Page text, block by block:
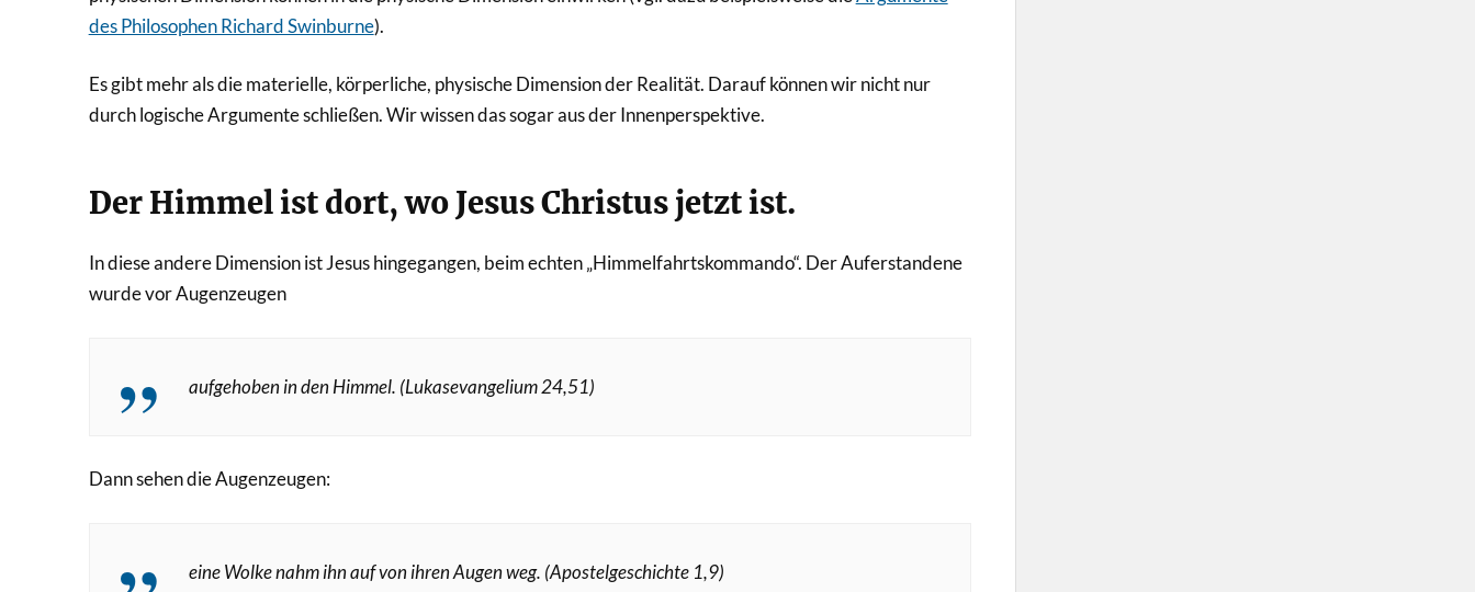
des Philosophen Richard Swinburne).
Es gibt mehr als die materielle, körperliche, physische Dimension der Realität. Darauf können wir nicht nur
durch logische Argumente schließen. Wir wissen das sogar aus der Innenperspektive.
Der Himmel ist dort, wo Jesus Christus jetzt ist.
In diese andere Dimension ist Jesus hingegangen, beim echten „Himmelfahrtskommando“. Der Auferstandene
wurde vor Augenzeugen
aufgehoben in den Himmel. (Lukasevangelium 24,51)
Dann sehen die Augenzeugen:
eine Wolke nahm ihn auf von ihren Augen weg. (Apostelgeschichte 1,9)